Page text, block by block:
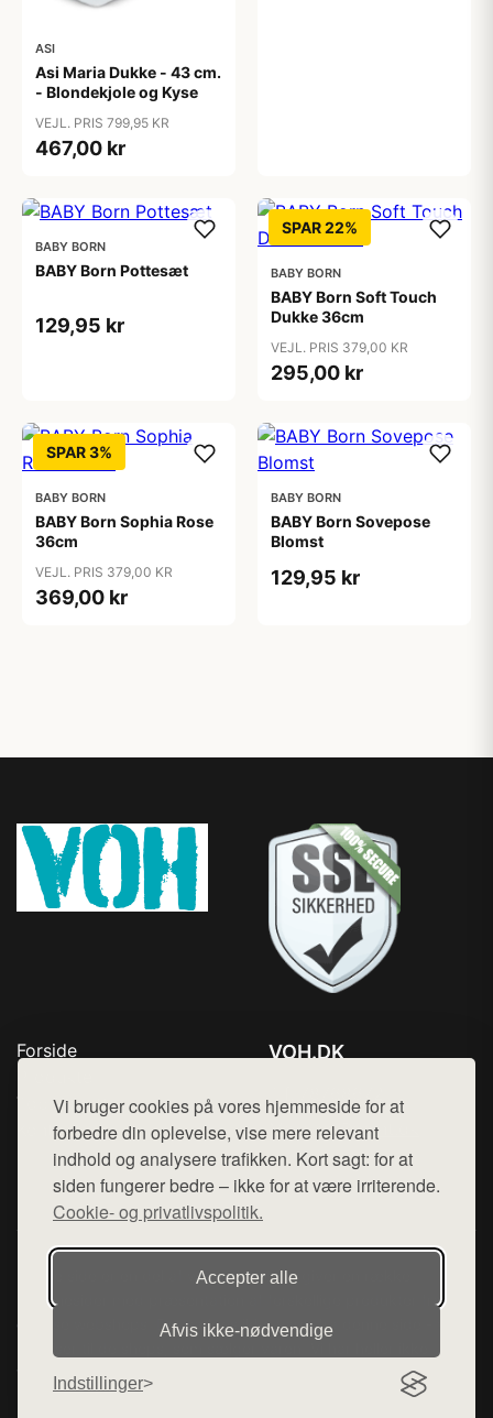
Vi bruger cookies på vores hjemmeside for at
forbedre din oplevelse, vise mere relevant
indhold og analysere trafikken. Kort sagt: for at
siden fungerer bedre – ikke for at være irriterende.
Cookie- og privatlivspolitik.
Accepter alle
Afvis ikke‑nødvendige
Indstillinger
ASI
Asi Maria Dukke - 43 cm.
- Blondekjole og Kyse
VEJL. PRIS 799,95 KR
467,00 kr
BABY BORN
BABY Born Pottesæt
129,95 kr
SPAR 22%
BABY BORN
BABY Born Soft Touch
Dukke 36cm
VEJL. PRIS 379,00 KR
295,00 kr
SPAR 3%
BABY BORN
BABY Born Sophia Rose
36cm
VEJL. PRIS 379,00 KR
369,00 kr
BABY BORN
BABY Born Sovepose
Blomst
129,95 kr
Forside
Top Rabatter
Kontakt
VOH.DK
Mail: hej@want.dk
Cookie- og privatlivspolitik
Denne side er en del af want.dk, der udgiver en række
hjemmesider med præsentation af forskellige produkter fra
diverse webshops. Der sælges ikke varer fra denne side - vi
henviser til de shops, som sælger varen. Vi har heller ikke
varerne på lager.